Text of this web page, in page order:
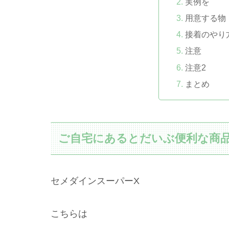
用意する物
接着のやり
注意
注意2
まとめ
ご自宅にあるとだいぶ便利な商
セメダインスーパーX
こちらは